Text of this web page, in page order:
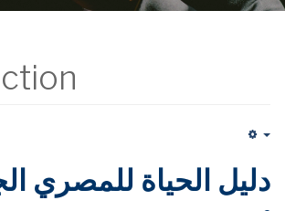
دليل الحياة للمصري